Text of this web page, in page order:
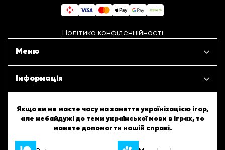
Політика конфіденційності
Меню
Наші проєкти
Інформація
ШБТурнір
ШБТворчість
Якщо ви не маєте часу на заняття українізацією ігор,
але небайдужі до теми української мови в іграх, то
можете допомогти нашій справі.